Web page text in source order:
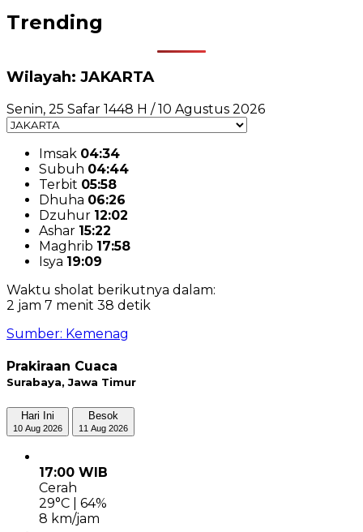
Trending
Wilayah: JAKARTA
Senin, 25 Safar 1448 H / 10 Agustus 2026
Imsak 04:34
Subuh 04:44
Terbit 05:58
Dhuha 06:26
Dzuhur 12:02
Ashar 15:22
Maghrib 17:58
Isya 19:09
Waktu sholat berikutnya dalam:
2 jam 7 menit 38 detik
Sumber: Kemenag
Prakiraan Cuaca
Surabaya, Jawa Timur
Hari Ini
10 Aug 2026
Besok
11 Aug 2026
17:00 WIB
Cerah
29°C | 64%
8 km/jam